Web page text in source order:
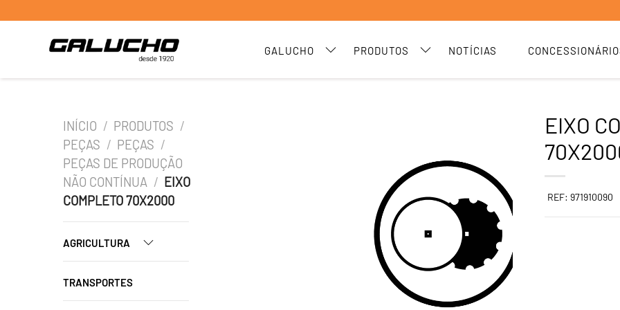
GALUCHO PRODUTOS NOTÍCIAS
INÍCIO / PRODUTOS /
PEÇAS / PEÇAS /
PEÇAS DE PRODUÇÃO
NÃO CONTÍNUA / EIXO
COMPLETO 70X2000
AGRICULTURA
TRANSPORTES
EIXO
REF: 971910090